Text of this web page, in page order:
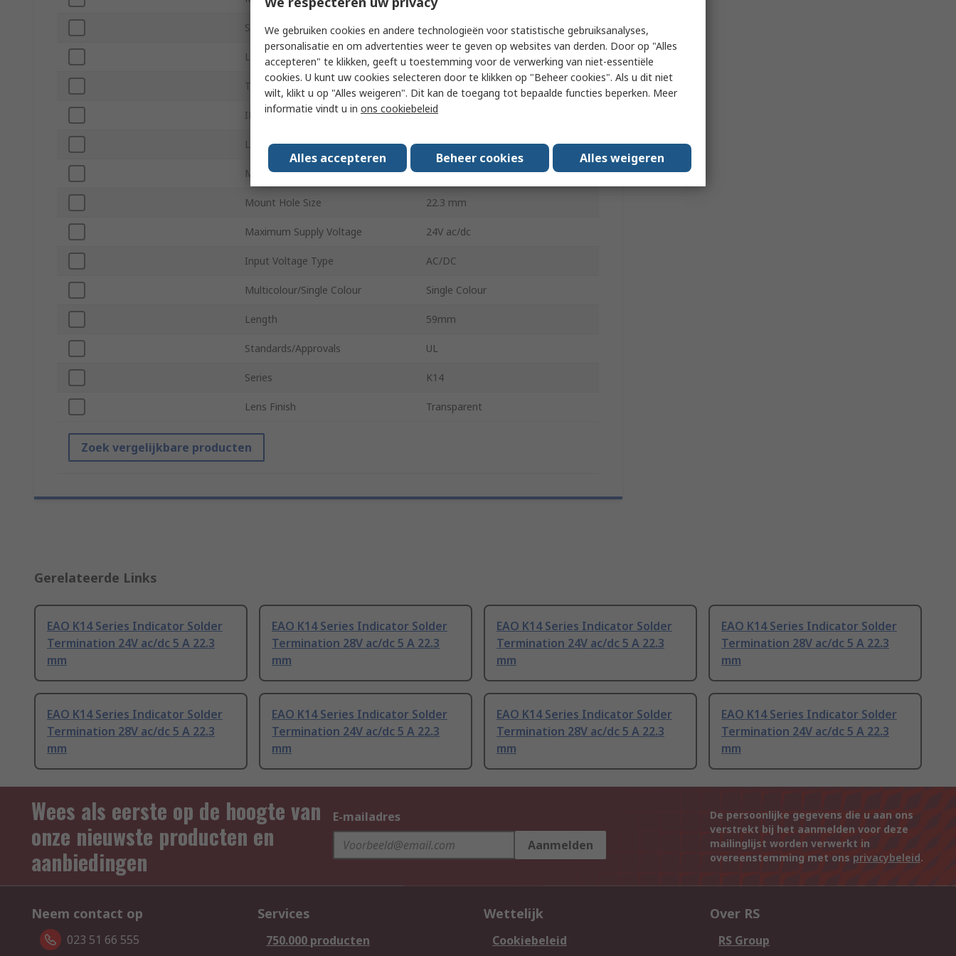
Sub Type Indicator
LED Colour Colourless
Terminal Type Solder
IP Rating IP67
LED Orientation Top
Minimum Supply Voltage 24V ac/dc
Mount Hole Size 22.3 mm
Maximum Supply Voltage 24V ac/dc
Input Voltage Type AC/DC
Multicolour/Single Colour Single Colour
Length 59mm
Standards/Approvals UL
Series K14
Lens Finish Transparent
Zoek vergelijkbare producten
Gerelateerde Links
EAO K14 Series Indicator Solder
Termination 24V ac/dc 5 A 22.3
mm
EAO K14 Series Indicator Solder
Termination 28V ac/dc 5 A 22.3
mm
EAO K14 Series Indicator Solder
Termination 24V ac/dc 5 A 22.3
mm
EAO K14 Series Indicator Solder
Termination 28V ac/dc 5 A 22.3
mm
EAO K14 Series Indicator Solder
Termination 28V ac/dc 5 A 22.3
mm
EAO K14 Series Indicator Solder
Termination 24V ac/dc 5 A 22.3
mm
EAO K14 Series Indicator Solder
Termination 28V ac/dc 5 A 22.3
mm
EAO K14 Series Indicator Solder
Termination 24V ac/dc 5 A 22.3
mm
Wees als eerste op de hoogte van
onze nieuwste producten en
aanbiedingen
E-mailadres
Aanmelden
De persoonlijke gegevens die u aan ons
verstrekt bij het aanmelden voor deze
mailinglijst worden verwerkt in
overeenstemming met ons privacybeleid.
Neem contact op
023 51 66 555
Services
750.000 producten
Wettelijk
Cookiebeleid
Over RS
RS Group
We gebruiken cookies en andere technologieën voor statistische gebruiksanalyses,
personalisatie en om advertenties weer te geven op websites van derden. Door op "Alles
accepteren" te klikken, geeft u toestemming voor de verwerking van niet-essentiële
cookies. U kunt uw cookies selecteren door te klikken op "Beheer cookies". Als u dit niet
wilt, klikt u op "Alles weigeren". Dit kan de toegang tot bepaalde functies beperken. Meer
informatie vindt u in ons cookiebeleid
Alles accepteren Beheer cookies Alles weigeren